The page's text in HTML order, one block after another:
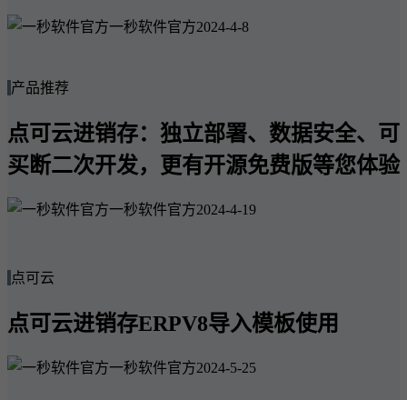
一秒软件官方2024-4-8
产品推荐
点可云进销存：独立部署、数据安全、可
买断二次开发，更有开源免费版等您体验
一秒软件官方2024-4-19
点可云
点可云进销存ERPV8导入模板使用
一秒软件官方2024-5-25